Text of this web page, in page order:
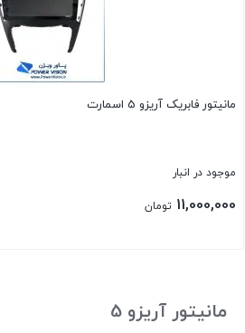
مانیتور فابریک آریزو 5 اسمارت
موجود در انبار
11,000,000 تومان
مانیتور آریزو 5